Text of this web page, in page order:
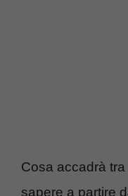
Cosa accadrà
sapere a partire